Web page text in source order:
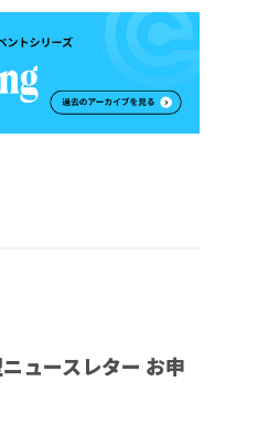
ュースレター お申